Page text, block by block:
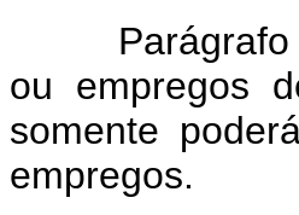
Parágrafo
ou empregos
somente
empregos.